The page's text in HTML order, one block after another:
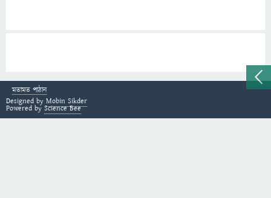
মতামত পাঠান
Designed by Mobin Sikder
Powered by Science Bee